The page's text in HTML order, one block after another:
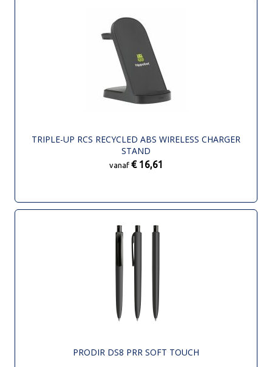
TRIPLE-UP RCS RECYCLED ABS WIRELESS CHARGER
STAND
vanaf € 16,61
PRODIR DS8 PRR SOFT TOUCH